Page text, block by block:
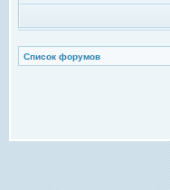
Список форумов